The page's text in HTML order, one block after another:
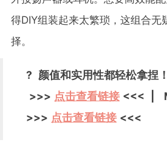
得DIY组装起来太繁琐，这组合无
择。
? 颜值和实用性都轻松拿捏
>>> 点击查看链接 <<< |
>>> 点击查看链接 <<<